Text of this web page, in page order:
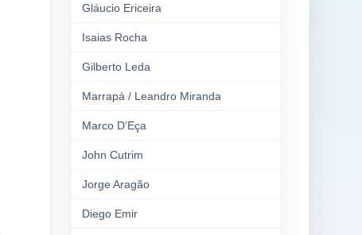
Gláucio Ericeira
Isaias Rocha
Gilberto Leda
Marrapá / Leandro Miranda
Marco D’Eça
John Cutrim
Jorge Aragão
Diego Emir